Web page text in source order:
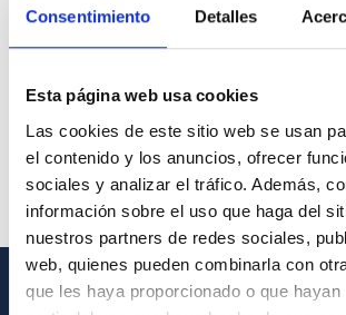
Consentimiento Detalles
Esta página web usa cookies
Las cookies de este sitio web se usan
el contenido y los anuncios, ofrecer
sociales y analizar el tráfico. Además,
información sobre el uso que haga del
nuestros partners de redes sociales,
web, quienes pueden combinarla con
que les haya proporcionado o que hayan